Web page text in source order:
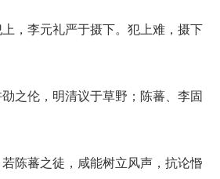
上，李元礼严于摄下。犯上难，摄下
劭之伦，明清议于草野；陈蕃、李固
陈蕃之徒，咸能树立风声，抗论惽